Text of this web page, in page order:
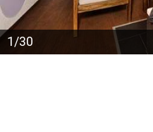
1/30